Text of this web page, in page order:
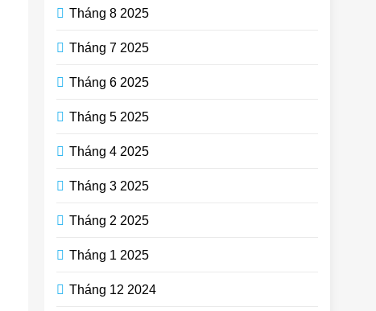
Tháng 8 2025
Tháng 7 2025
Tháng 6 2025
Tháng 5 2025
Tháng 4 2025
Tháng 3 2025
Tháng 2 2025
Tháng 1 2025
Tháng 12 2024